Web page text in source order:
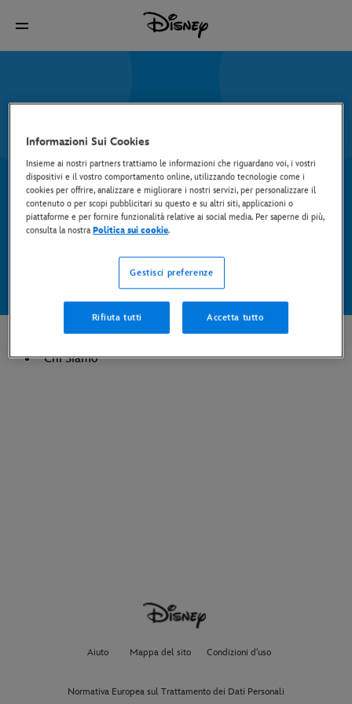
Mappa del sito
tv.disney.it
Chi Siamo
Aiuto Mappa del sito Condizioni d'uso
Normativa Europea sul Trattamento dei Dati Personali
Informazioni Sui Cookies
Insieme ai nostri partners trattiamo le informazioni che riguardano voi, i vostri
dispositivi e il vostro comportamento online, utilizzando tecnologie come i
cookies per offrire, analizzare e migliorare i nostri servizi, per personalizzare il
contenuto o per scopi pubblicitari su questo e su altri siti, applicazioni o
piattaforme e per fornire funzionalità relative ai social media. Per saperne di più,
consulta la nostraPolitica sui cookie.
Gestisci preferenze
Rifiuta tutti Accetta tutto